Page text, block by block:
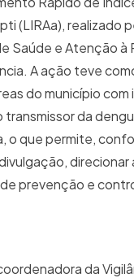
(LIRAa), realizado
Saúde e Atenção à
A ação teve
do município
da
o que permite,
direcionar
prevenção e
da